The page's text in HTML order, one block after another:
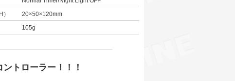
20×50×120mm
105g
トローラー！！！